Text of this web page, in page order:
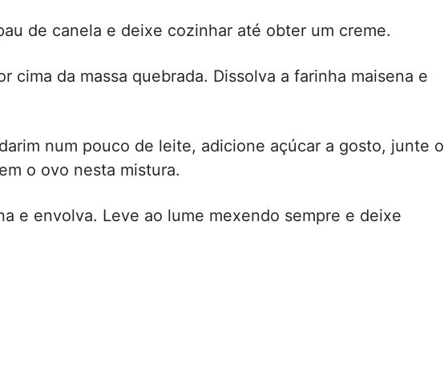
de canela e deixe cozinhar até obter um creme.
cima da massa quebrada. Dissolva a farinha maisena e
num pouco de leite, adicione açúcar a gosto, junte o
o ovo nesta mistura.
e envolva. Leve ao lume mexendo sempre e deixe